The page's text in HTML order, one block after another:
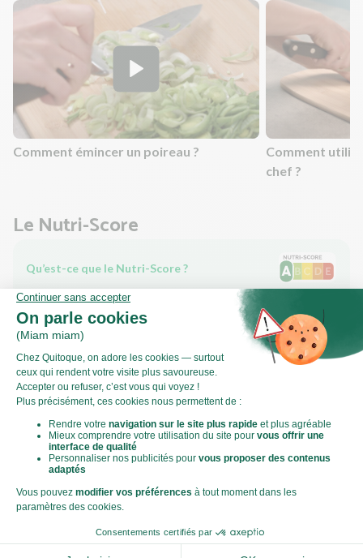
Comment émincer un poireau ?
Comment
chef ?
Le Nutri-Score
Qu’est-ce que le Nutri-Score ?
Le Nutri-score est un indicateur destiné à la compréhension
des informations nutritionnelles. Les recettes ou les produits
sont classés de A à E en fonction de leur teneur en aliments à
favoriser (fibres, protéines, fruits, légumes, légumineuses...)
et en aliments à limiter (énergie, acides gras saturés, sucres,
sel...).
Score calculé par
Le Score Carbone
Qu’est-ce que le score carbone ?
carbone de chaque plat et de faire des choix plus éclairés et
toujours aussi gourmands. Plus d'informationsici